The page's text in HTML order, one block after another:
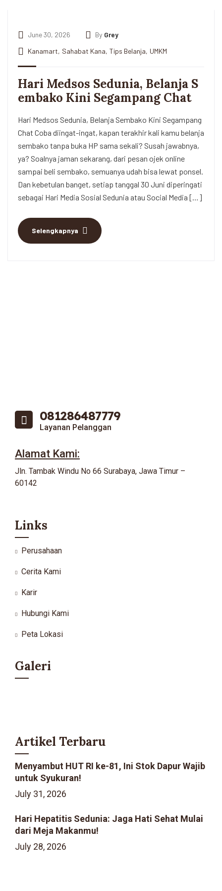
June 30, 2026 By Grey
Kanamart, Sahabat Kana, Tips Belanja, UMKM
Hari Medsos Sedunia, Belanja S
embako Kini Segampang Chat
Hari Medsos Sedunia, Belanja Sembako Kini Segampang
Chat Coba diingat-ingat, kapan terakhir kali kamu belanja
sembako tanpa buka HP sama sekali? Susah jawabnya,
ya? Soalnya jaman sekarang, dari pesan ojek online
sampai beli sembako, semuanya udah bisa lewat ponsel.
Dan kebetulan banget, setiap tanggal 30 Juni diperingati
sebagai Hari Media Sosial Sedunia atau Social Media […]
Selengkapnya
081286487779
Layanan Pelanggan
Alamat Kami:
Jln. Tambak Windu No 66 Surabaya, Jawa Timur –
60142
Links
Perusahaan
Cerita Kami
Karir
Hubungi Kami
Peta Lokasi
Galeri
Artikel Terbaru
Menyambut HUT RI ke-81, Ini Stok Dapur Wajib
untuk Syukuran!
July 31, 2026
Hari Hepatitis Sedunia: Jaga Hati Sehat Mulai
dari Meja Makanmu!
July 28, 2026